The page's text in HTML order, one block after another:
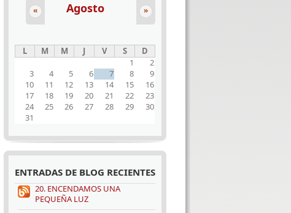
Agosto
« »
L M M J V S
D
1
2
3
4 5 6 7 8
9
10
11 12 13 14 15
16
17
18 19 20 21 22
23
24
25 26 27 28 29
30
31
ENTRADAS DE BLOG RECIENTES
20. ENCENDAMOS UNA
PEQUEÑA LUZ